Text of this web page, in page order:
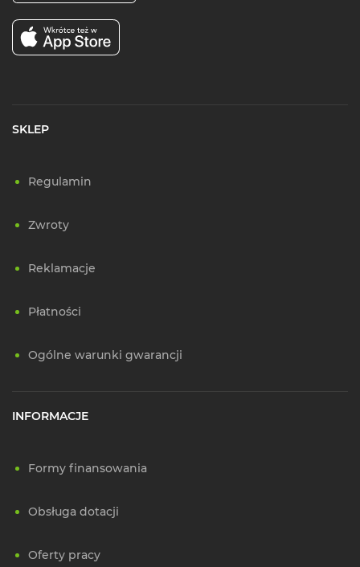
SKLEP
Regulamin
Zwroty
Reklamacje
Płatności
Ogólne warunki gwarancji
INFORMACJE
Formy finansowania
Obsługa dotacji
Oferty pracy